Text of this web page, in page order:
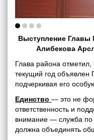
Выступление
Алибекова
Глава района
текущий год объявлен
подчеркивая его
Единство — это не
ответственность и
внимание — служба по
должна объединять